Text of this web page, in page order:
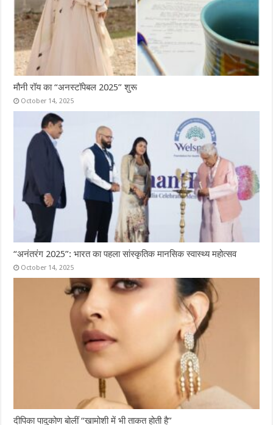
मौनी रॉय का “अनस्टॉपेबल 2025” शुरू
October 14, 2025
“अनंतरंग 2025”: भारत का पहला सांस्कृतिक मानसिक स्वास्थ्य महोत्सव
October 14, 2025
दीपिका पादुकोण बोलीं “खामोशी में भी ताकत होती है”